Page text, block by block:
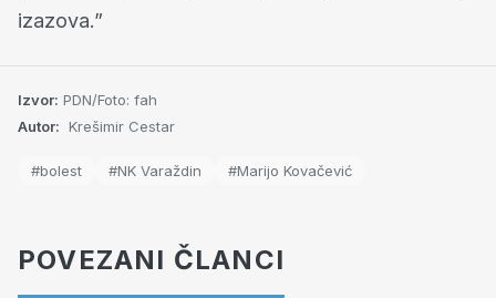
izazova.”
Izvor: PDN/Foto: fah
Autor: Krešimir Cestar
#bolest #NK Varaždin #Marijo Kovačević
POVEZANI ČLANCI